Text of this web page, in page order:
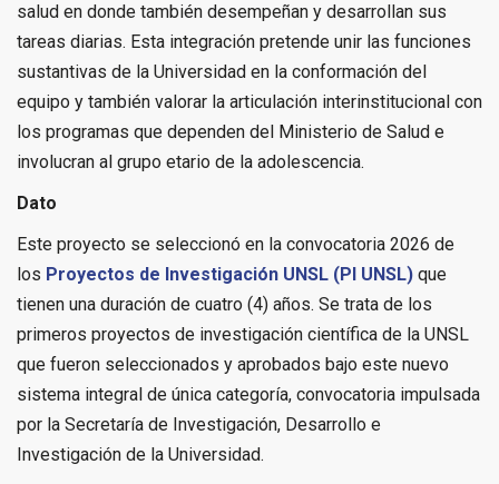
salud en donde también desempeñan y desarrollan sus
tareas diarias. Esta integración pretende unir las funciones
sustantivas de la Universidad en la conformación del
equipo y también valorar la articulación interinstitucional con
los programas que dependen del Ministerio de Salud e
involucran al grupo etario de la adolescencia.
Dato
Este proyecto se seleccionó en la convocatoria 2026 de
los Proyectos de Investigación UNSL (PI UNSL) que
tienen una duración de cuatro (4) años. Se trata de los
primeros proyectos de investigación científica de la UNSL
que fueron seleccionados y aprobados bajo este nuevo
sistema integral de única categoría, convocatoria impulsada
por la Secretaría de Investigación, Desarrollo e
Investigación de la Universidad.